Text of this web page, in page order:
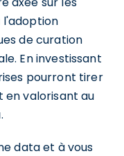
l'adoption
de curation
En investissant
pourront tirer
valorisant au
data et à vous